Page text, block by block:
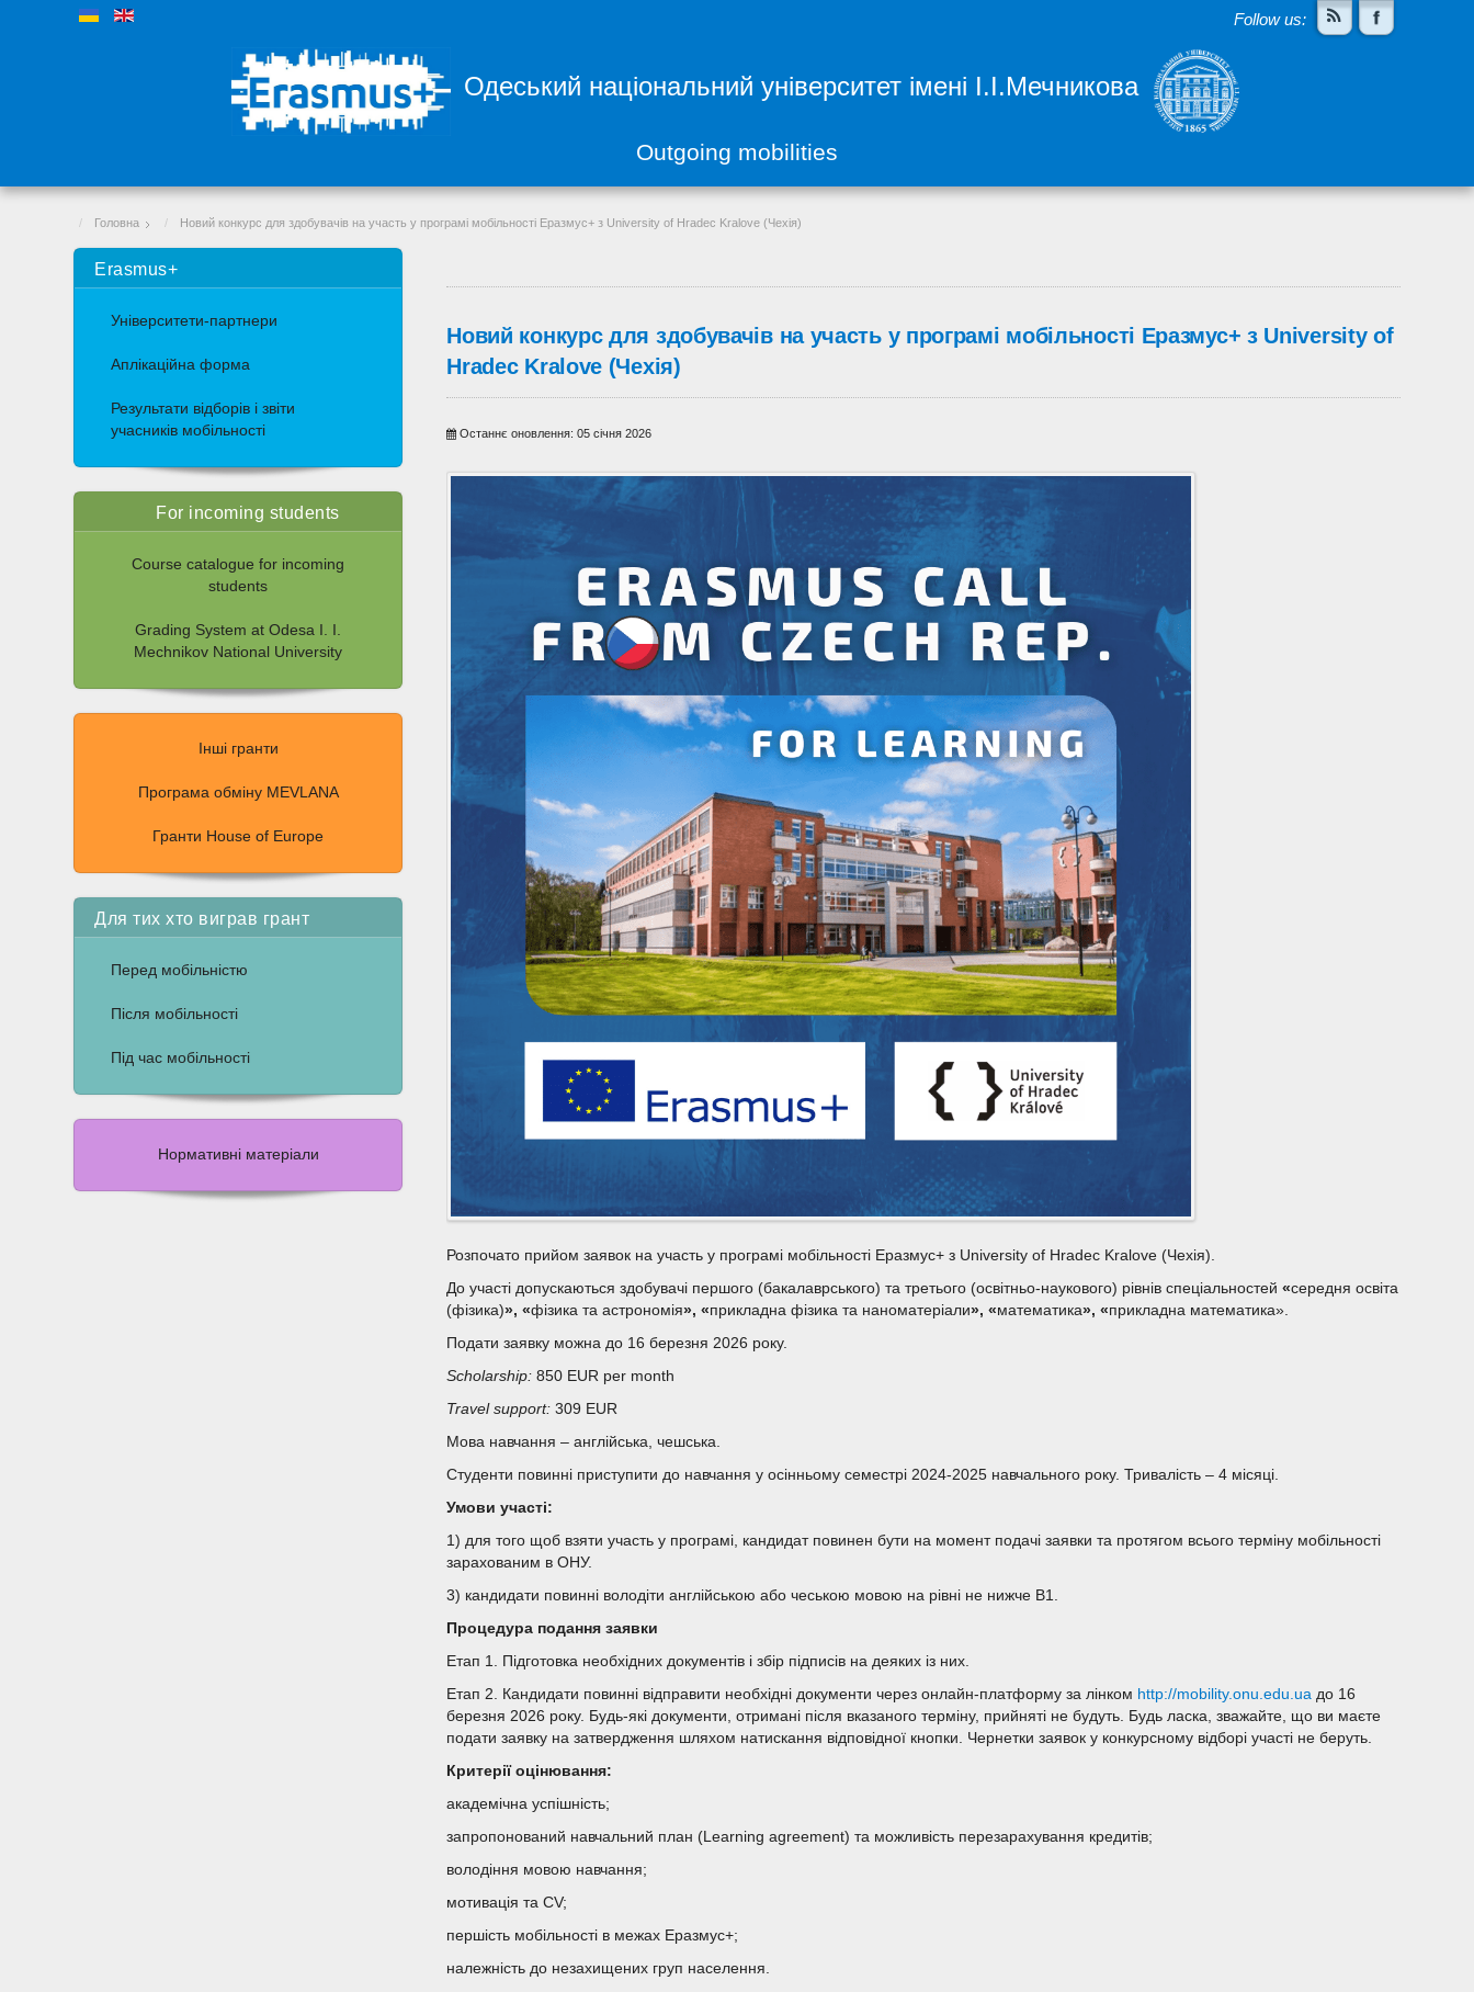
Follow us:
Одеський національний університет імені І.І.Мечникова
Outgoing mobilities
Головна Новий конкурс для здобувачів на участь у програмі мобільності Еразмус+ з University of Hradec Kralove (Чехія)
Erasmus+
Університети-партнери
Аплікаційна форма
Результати відборів і звіти
учасників мобільності
For incoming students
Course catalogue for incoming
students
Grading System at Odesa I. I.
Mechnikov National University
Інші гранти
Програма обміну MEVLANA
Гранти House of Europe
Для тих хто виграв грант
Перед мобільністю
Після мобільності
Під час мобільності
Нормативні матеріали
Новий конкурс для здобувачів на участь у програмі мобільності Еразмус+ з University of
Hradec Kralove (Чехія)
Останнє оновлення: 05 січня 2026
Розпочато прийом заявок на участь у програмі мобільності Еразмус+ з University of Hradec Kralove (Чехія).
До участі допускаються здобувачі першого (бакалаврського) та третього (освітньо-наукового) рівнів спеціальностей«середня освіта
(фізика)», «фізика та астрономія», «прикладна фізика та наноматеріали», «математика», «прикладна математика».
Подати заявку можна до 16 березня 2026 року.
Scholarship: 850 EUR per month
Travel support: 309 EUR
Мова навчання – англійська, чешська.
Студенти повинні приступити до навчання у осінньому семестрі 2024-2025 навчального року. Тривалість – 4 місяці.
Умови участі:
1) для того щоб взяти участь у програмі, кандидат повинен бути на момент подачі заявки та протягом всього терміну мобільності
зарахованим в ОНУ.
3) кандидати повинні володіти англійською або чеською мовою на рівні не нижче B1.
Процедура подання заявки
Етап 1. Підготовка необхідних документів і збір підписів на деяких із них.
Етап 2. Кандидати повинні відправити необхідні документи через онлайн-платформу за лінком http://mobility.onu.edu.ua до 16
березня 2026 року. Будь-які документи, отримані після вказаного терміну, прийняті не будуть. Будь ласка, зважайте, що ви маєте
подати заявку на затвердження шляхом натискання відповідної кнопки. Чернетки заявок у конкурсному відборі участі не беруть.
Критерії оцінювання:
академічна успішність;
запропонований навчальний план (Learning agreement) та можливість перезарахування кредитів;
володіння мовою навчання;
мотивація та CV;
першість мобільності в межах Еразмус+;
належність до незахищених груп населення.